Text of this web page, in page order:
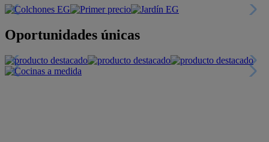
Oportunidades únicas